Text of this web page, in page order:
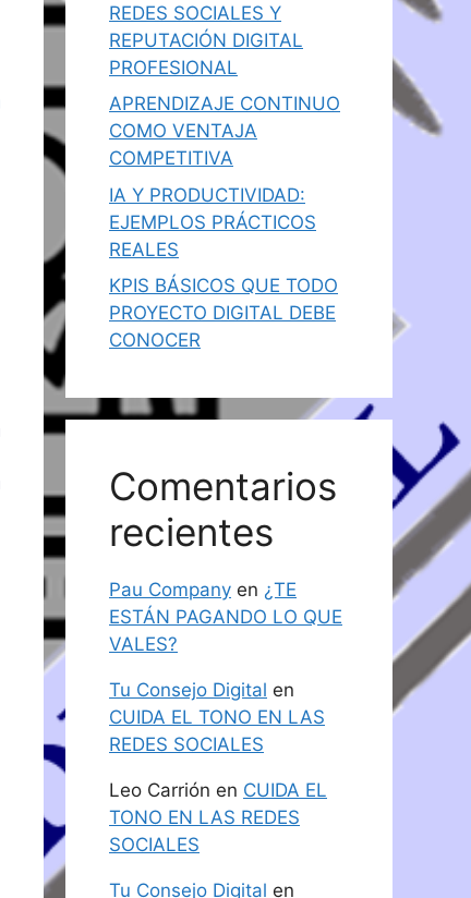
REDES SOCIALES Y
REPUTACIÓN DIGITAL
PROFESIONAL
APRENDIZAJE CONTINUO
COMO VENTAJA
COMPETITIVA
IA Y PRODUCTIVIDAD:
EJEMPLOS PRÁCTICOS
REALES
KPIS BÁSICOS QUE TODO
PROYECTO DIGITAL DEBE
CONOCER
Comentarios
recientes
Pau Company en ¿TE
ESTÁN PAGANDO LO QUE
VALES?
Tu Consejo Digital en
CUIDA EL TONO EN LAS
REDES SOCIALES
Leo Carrión en CUIDA EL
TONO EN LAS REDES
SOCIALES
Tu Consejo Digital en